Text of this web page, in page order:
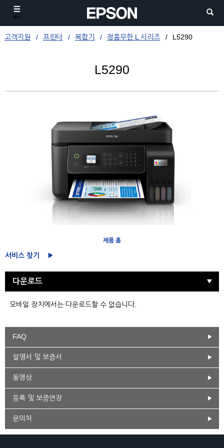
메뉴
고객지원 프린터 복합기 정품무한 L 시리즈 L5290
L5290
제품 홈
서비스 찾기
다운로드
모바일 장치에서는 다운로드할 수 없습니다.
FAQ
설명서 및 보증서
동영상
등록 및 보증연장
문의처